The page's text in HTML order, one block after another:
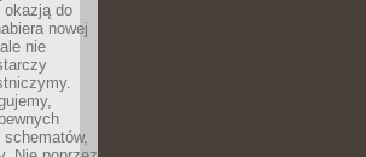
do
nowej
nie